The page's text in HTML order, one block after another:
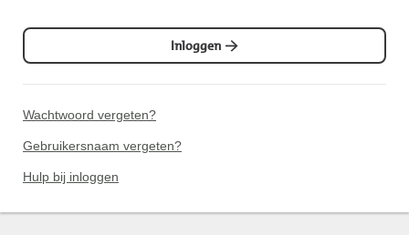
Inloggen
Wachtwoord vergeten?
Gebruikersnaam vergeten?
Hulp bij inloggen